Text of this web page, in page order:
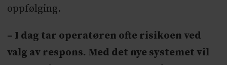
oppfølging.
– I dag tar operatøren ofte risikoen ved
valg av respons. Med det nye systemet vil